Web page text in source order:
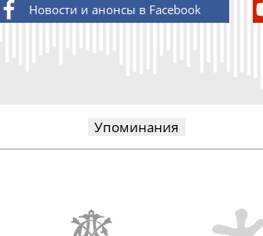
Новости и анонсы в Facebook
Упоминания